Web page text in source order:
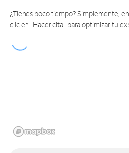
¿Tienes poco tiempo? Simplemente,
clic en "Hacer cita" para optimizar tu